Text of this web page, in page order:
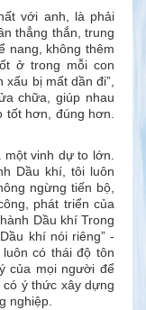
với anh, là phải
thẳng thắn, trung
nang, không thêm
ở trong mỗi con
bị mất dần đi”,
chữa, giúp nhau
tốt hơn, đúng hơn.
vinh dự to lớn.
Dầu khí, tôi luôn
ngừng tiến bộ,
phát triển của
Dầu khí Trong
khí nói riêng” -
có thái độ tôn
của mọi người để
ý thức xây dựng
nghiệp.